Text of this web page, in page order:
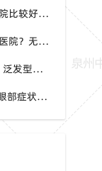
[医线最新文章]泉州皮肤科医院哪家医院比较好？身上一片白一片白是怎么回事？
[排名新发现]泉州哪儿医治白癜风好的医院？无症状能检测白癜风吗？
榜单推荐：泉州哪里可以治疗白癜风？泛发型白癜风怎样治疗效果会更好？
资讯-泉州专业白癜风诊疗机构解析：眼部症状识别与科学干预方案